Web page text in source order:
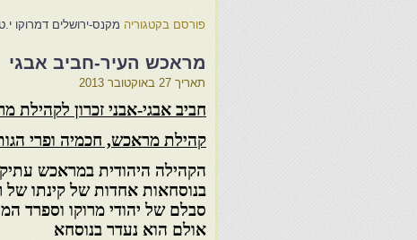
פורסם בקטגוריה מקנס-ירושלים דמרוקו
מראכש העיר-חביב אבגי
תאריך 27 באוקטובר 2013
חביב אבגי-אבני זכרון לקהילת
קהילת מראכש, חכמיה ופרי
בנוסחאות אחדות של קינתו
אולם הוא נעדר בנוסחא